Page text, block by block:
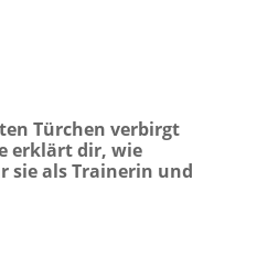
Türchen verbirgt
erklärt dir, wie
als Trainerin und